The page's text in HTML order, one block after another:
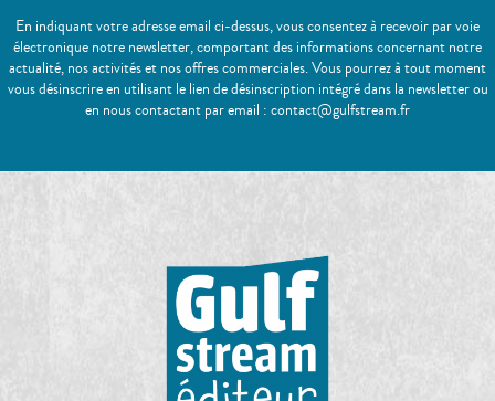
En indiquant votre adresse email ci-dessus, vous consentez à recevoir par voie
électronique notre newsletter, comportant des informations concernant notre
actualité, nos activités et nos offres commerciales. Vous pourrez à tout moment
vous désinscrire en utilisant le lien de désinscription intégré dans la newsletter ou
en nous contactant par email : contact@gulfstream.fr